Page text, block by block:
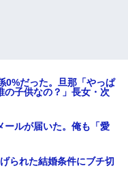
0%だった。旦那「やっぱ
子供なの？」長女・次
ールが届いた。俺も「愛
られた結婚条件にブチ切